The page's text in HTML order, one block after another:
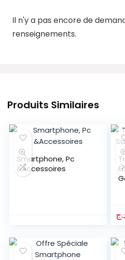
Il n'y a pas encore de
renseignements.
Produits Similaires
Smartphone, Pc
&Accessoires
Le
prix